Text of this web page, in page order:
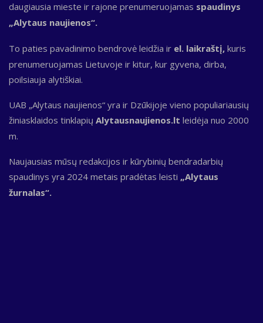
daugiausia mieste ir rajone prenumeruojamas spaudinys
„Alytaus naujienos“.
To paties pavadinimo bendrovė leidžia ir el. laikraštį, kuris
prenumeruojamas Lietuvoje ir kitur, kur gyvena, dirba,
poilsiauja alytiškiai.
UAB „Alytaus naujienos“ yra ir Dzūkijoje vieno populiariausių
žiniasklaidos tinklapių Alytausnaujienos.lt leidėja nuo 2000
m.
Naujausias mūsų redakcijos ir kūrybinių bendradarbių
spaudinys yra 2024 metais pradėtas leisti „Alytaus
žurnalas“.